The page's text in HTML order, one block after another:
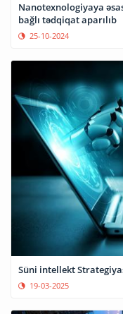
Nanotexnologiyaya
bağlı tədqiqat aparılıb
25-10-2024
Süni intellekt
19-03-2025